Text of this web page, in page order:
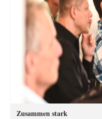
Zusammen stark